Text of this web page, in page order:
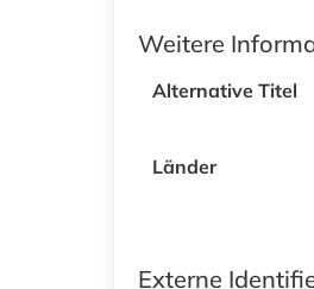
Weitere
Alternative Titel
Länder
Externe